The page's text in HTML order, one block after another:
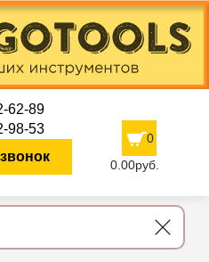
62-89
98-53
0
0.00руб.